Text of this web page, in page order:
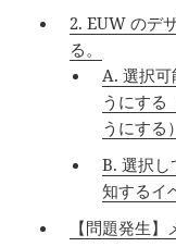
2. EUW のデ
る。
A. 選択可
うにする
うにする
B. 選択し
知するイ
【問題発生